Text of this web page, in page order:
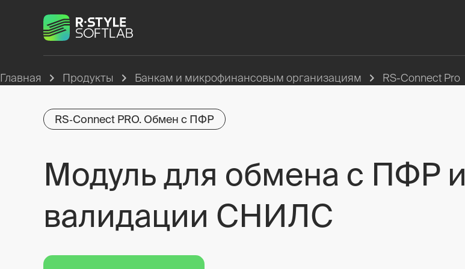
Главная Продукты Банкам и микрофинансовым организациям RS-Connect Pro
RS‑Connect PRO. Обмен с ПФР
Модуль для обмена с ПФР и
валидации СНИЛС